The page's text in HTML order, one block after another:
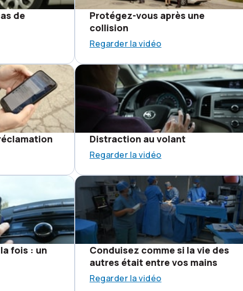
de
Protégez-vous après une
collision
Regarder la vidéo
Distraction au volant
Regarder la vidéo
fois : un
Conduisez comme si la vie des
autres était entre vos mains
Regarder la vidéo